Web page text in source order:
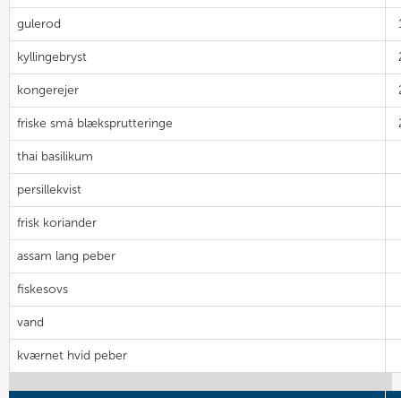
gulerod
kyllingebryst
kongerejer
friske små blæksprutteringe
thai basilikum
persillekvist
frisk koriander
assam lang peber
fiskesovs
vand
kværnet hvid peber